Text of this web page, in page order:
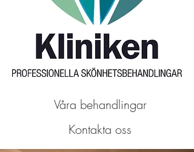
Våra behandlingar
Kontakta oss